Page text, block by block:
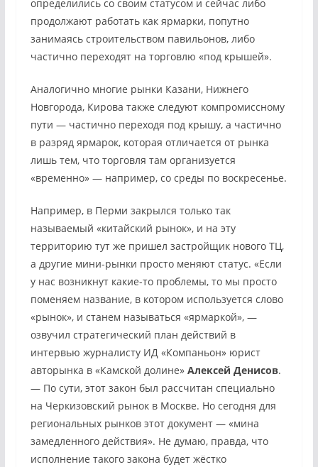
определились со своим статусом и сейчас либо
продолжают работать как ярмарки, попутно
занимаясь строительством павильонов, либо
частично переходят на торговлю «под крышей».
Аналогично многие рынки Казани, Нижнего
Новгорода, Кирова также следуют компромиссному
пути — частично переходя под крышу, а частично
в разряд ярмарок, которая отличается от рынка
лишь тем, что торговля там организуется
«временно» — например, со среды по воскресенье.
Например, в Перми закрылся только так
называемый «китайский рынок», и на эту
территорию тут же пришел застройщик нового ТЦ,
а другие мини-рынки просто меняют статус. «Если
у нас возникнут какие-то проблемы, то мы просто
поменяем название, в котором используется слово
«рынок», и станем называться «ярмаркой», —
озвучил стратегический план действий в
интервью журналисту ИД «Компаньон» юрист
авторынка в «Камской долине» Алексей Денисов.
— По сути, этот закон был рассчитан специально
на Черкизовский рынок в Москве. Но сегодня для
региональных рынков этот документ — «мина
замедленного действия». Не думаю, правда, что
исполнение такого закона будет жёстко